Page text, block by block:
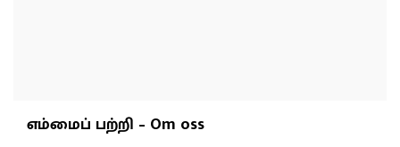
எம்மைப் பற்றி – Om oss